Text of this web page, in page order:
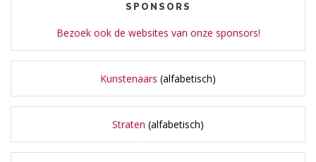
SPONSORS
Bezoek ook de websites van onze sponsors!
Kunstenaars (alfabetisch)
Straten (alfabetisch)